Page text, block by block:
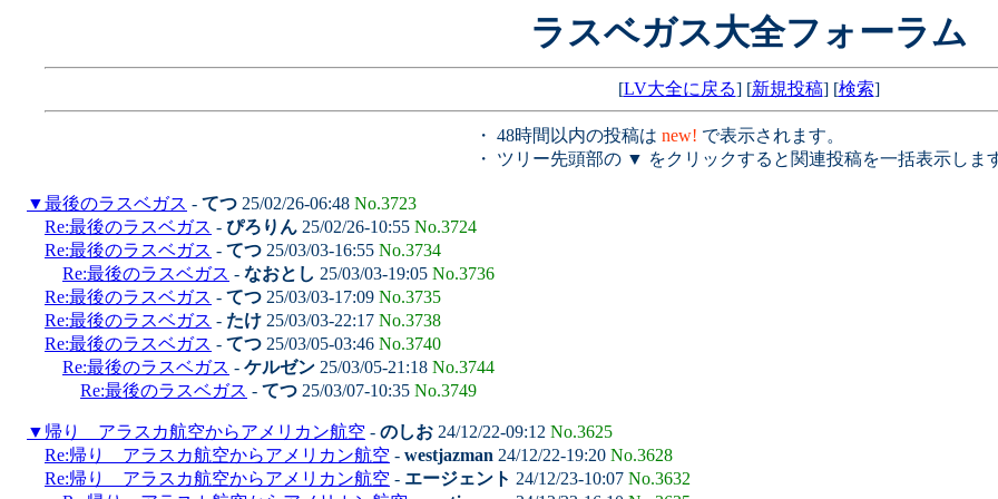
ラスベガス大全フォーラム
[LV大全に戻る] [新規投稿] [検索]
・ 48時間以内の投稿は new! で表示されます。
・ ツリー先頭部の ▼ をクリックすると関連投稿を一括表示しま
▼最後のラスベガス - てつ 25/02/26-06:48 No.3723
Re:最後のラスベガス - ぴろりん 25/02/26-10:55 No.3724
Re:最後のラスベガス - てつ 25/03/03-16:55 No.3734
Re:最後のラスベガス - なおとし 25/03/03-19:05 No.3736
Re:最後のラスベガス - てつ 25/03/03-17:09 No.3735
Re:最後のラスベガス - たけ 25/03/03-22:17 No.3738
Re:最後のラスベガス - てつ 25/03/05-03:46 No.3740
Re:最後のラスベガス - ケルゼン 25/03/05-21:18 No.3744
Re:最後のラスベガス - てつ 25/03/07-10:35 No.3749
▼ 帰り アラスカ航空からアメリカン航空 - のしお 24/12/22-09:12 No.3625
Re:帰り アラスカ航空からアメリカン航空 - westjazman 24/12/22-19:20 No.3628
Re:帰り アラスカ航空からアメリカン航空 - エージェント 24/12/23-10:07 No.3632